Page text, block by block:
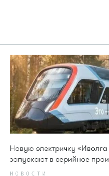
Новую электричку
запускают в серийное
НОВОСТИ